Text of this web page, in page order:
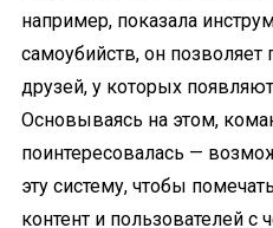
например, показала
самоубийств, он позволяет
друзей, у которых
Основываясь на этом,
поинтересовалась —
эту систему, чтобы
контент и пользователей